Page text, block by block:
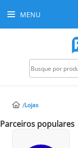
MENU
Lojas
Parceiros populares